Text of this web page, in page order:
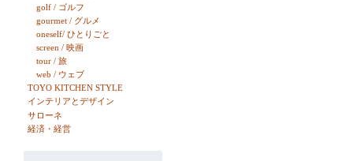
golf / ゴルフ
gourmet / グルメ
oneself/ ひとりごと
screen / 映画
tour / 旅
web / ウェブ
TOYO KITCHEN STYLE
インテリアとデザイン
サローネ
経済・経営